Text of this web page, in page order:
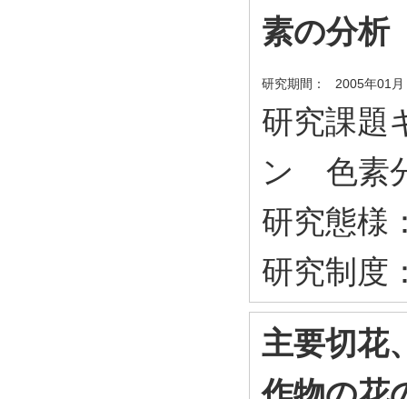
素の分析
研究期間： 2005年01月
研究課題
ン 色素
研究態様
研究制度
主要切花